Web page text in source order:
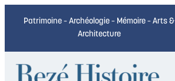
Patrimoine – Archéologie – Mémoire – Arts &
Architecture